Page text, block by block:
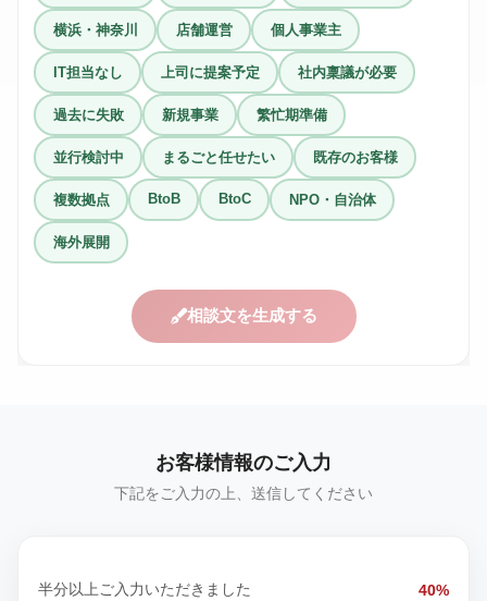
横浜・神奈川 店舗運営 個人事業主
IT担当なし 上司に提案予定 社内稟議が必要
過去に失敗 新規事業 繁忙期準備
並行検討中 まるごと任せたい 既存のお客様
複数拠点 BtoB BtoC NPO・自治体
海外展開
相談文を生成する
お客様情報のご入力
下記をご入力の上、送信してください
半分以上ご入力いただきました 40%